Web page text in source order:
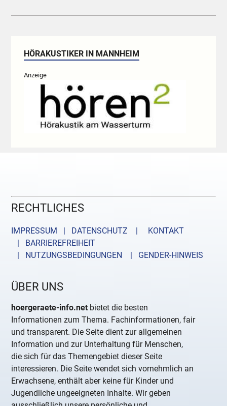
HÖRAKUSTIKER IN MANNHEIM
Anzeige
RECHTLICHES
IMPRESSUM | DATENSCHUTZ |
KONTAKT
| BARRIEREFREIHEIT
| NUTZUNGSBEDINGUNGEN
| GENDER-HINWEIS
ÜBER UNS
hoergeraete-info.net bietet die besten
Informationen zum Thema. Fachinformationen, fair
und transparent. Die Seite dient zur allgemeinen
Information und zur Unterhaltung für Menschen,
die sich für das Themengebiet dieser Seite
interessieren. Die Seite wendet sich vornehmlich an
Erwachsene, enthält aber keine für Kinder und
Jugendliche ungeeigneten Inhalte. Wir geben